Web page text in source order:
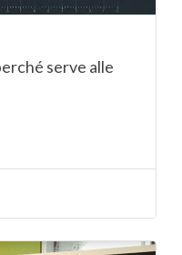
serve alle